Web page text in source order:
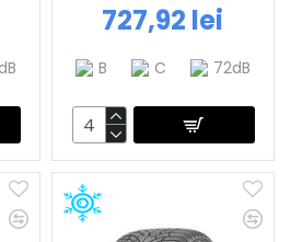
727,92 lei
B C 72dB